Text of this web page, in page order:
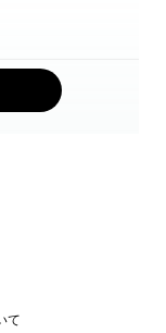
ンストン
エー
て